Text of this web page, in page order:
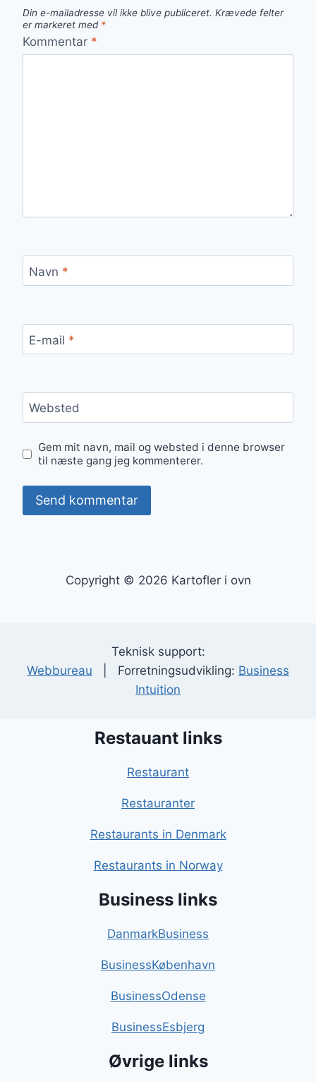
Din e-mailadresse vil ikke blive publiceret. Krævede felter
er markeret med *
Kommentar *
Navn *
E-mail *
Websted
Gem mit navn, mail og websted i denne browser
til næste gang jeg kommenterer.
Copyright © 2026 Kartofler i ovn
Teknisk support:
Webbureau | Forretningsudvikling: Business
Intuition
Restauant links
Restaurant
Restauranter
Restaurants in Denmark
Restaurants in Norway
Business links
DanmarkBusiness
BusinessKøbenhavn
BusinessOdense
BusinessEsbjerg
Øvrige links